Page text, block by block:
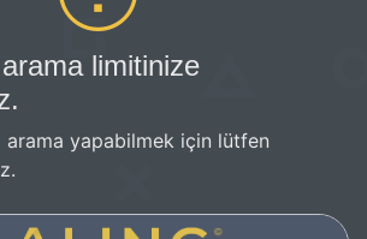
limitinize
arama yapabilmek için lütfen